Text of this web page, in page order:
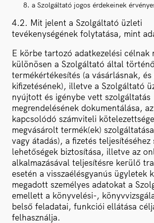
a Szolgáltató jogos érdekeinek
4.2. Mit jelent a Szolgáltató üzleti
tevékenységének folytatása, mint
E körbe tartozó adatkezelési célnak
különösen a Szolgáltató által történő
termékértékesítés (a vásárlásnak,
kifizetésének), illetve a Szolgáltató
nyújtott és igénybe vett szolgáltatás
megrendelésének dokumentálása,
kapcsolódó számviteli
megvásárolt termék(ek)
vagy átadás), a fizetés teljesítéséhez
lehetőségek biztosítása, illetve az
alkalmazásával teljesítésre kerülő
esetén a visszaélésgyanús ügyletek
megadott személyes adatokat a
emellett a könyvelési-,
belső feladatai, funkciói ellátása
felhasználja.